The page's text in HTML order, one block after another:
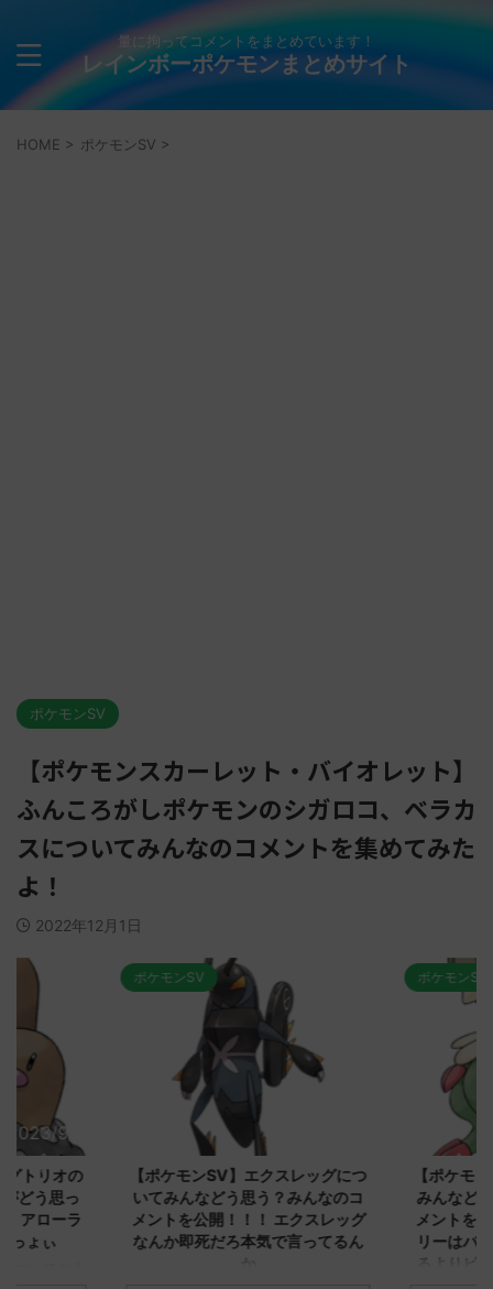
量に拘ってコメントをまとめています！
レインボーポケモンまとめサイト
HOME > ポケモンSV >
ポケモンSV
【ポケモンスカーレット・バイオレット】
ふんころがしポケモンのシガロコ、ベラカ
スについてみんなのコメントを集めてみた
よ！
2022年12月1日
2023/9/8
トリオの
どう思っ
アローラ
っょぃ
ポケモンSV
【ポケモンSV】エクスレッグにつ
いてみんなどう思う？みんなのコ
メントを公開！！！ エクスレッグ
なんか即死だろ本気で言ってるん
ポケモンSV
【ポケモ
みんなど
メントを
リーはバ
るよりビ